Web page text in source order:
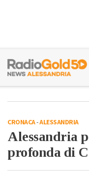
CRONACA-ALESSANDRIA
Alessandria
profonda di